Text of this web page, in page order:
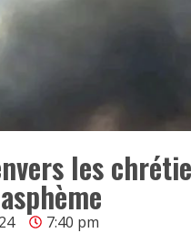
les
7:40 pm